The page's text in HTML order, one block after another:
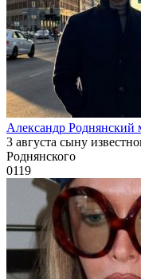
Александр Роднянский
3 августа сыну
Роднянского
0119